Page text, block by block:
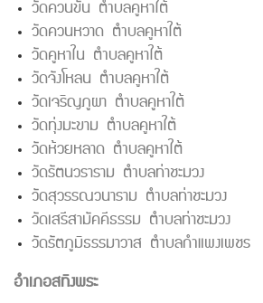
วัดควนขัน ตำบลคูหาใต้
วัดควนหวาด ตำบลคูหาใต้
วัดคูหาใน ตำบลคูหาใต้
วัดจังโหลน ตำบลคูหาใต้
วัดเจริญภูผา ตำบลคูหาใต้
วัดทุ่งมะขาม ตำบลคูหาใต้
วัดห้วยหลาด ตำบลคูหาใต้
วัดรัตนวราราม ตำบลท่าชะมวง
วัดสุวรรณวนาราม ตำบลท่าชะมวง
วัดเสรีสามัคคีธรรม ตำบลท่าชะมวง
วัดรัตภูมิธรรมาวาส ตำบลกำแพงเพชร
อำเภอสทิงพระ